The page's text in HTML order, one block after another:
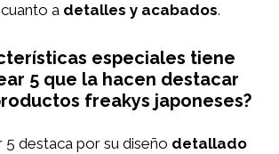
a detalles y acabados.
especiales tiene
5 que la hacen destacar
freakys japoneses?
5 destaca por su diseño detallado